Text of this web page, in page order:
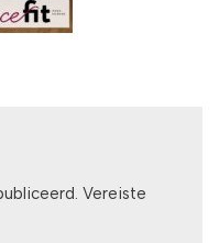
Vereiste